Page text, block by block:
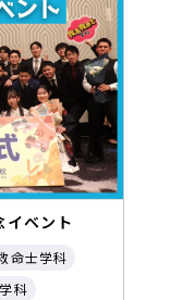
イベント
命士学科
科